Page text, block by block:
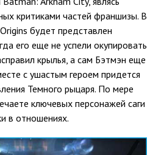
критиками частей франшизы. В
будет представлен
его еще не успели окупировать
крылья, а сам Бэтмэн еще
с ушастым героем придется
Темного рыцаря. По мере
ключевых персонажей саги
в отношениях.